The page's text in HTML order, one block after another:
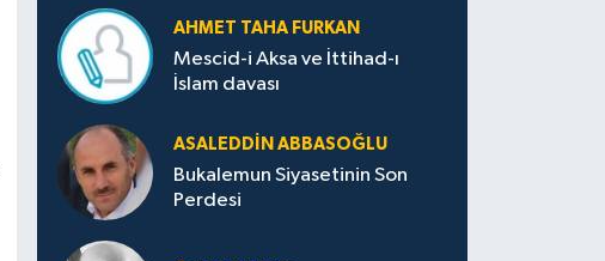
AHMET TAHA FURKAN
Mescid-i Aksa ve İttihad-ı
İslam davası
ASALEDDIN ABBASOĞLU
Bukalemun Siyasetinin Son
Perdesi